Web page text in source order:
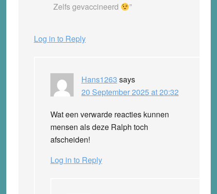
Zelfs gevaccineerd
”
Log in to Reply
Hans1263 says
20 September 2025 at 20:32
Wat een verwarde reacties kunnen
mensen als deze Ralph toch
afscheiden!
Log in to Reply